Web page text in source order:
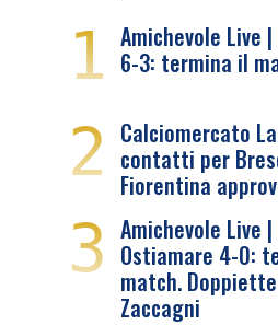
1 Amichevole Live
6-3: termina il
2 Calciomercato
contatti per
Fiorentina
3 Amichevole Live
Ostiamare 4-0:
match.
Zaccagni